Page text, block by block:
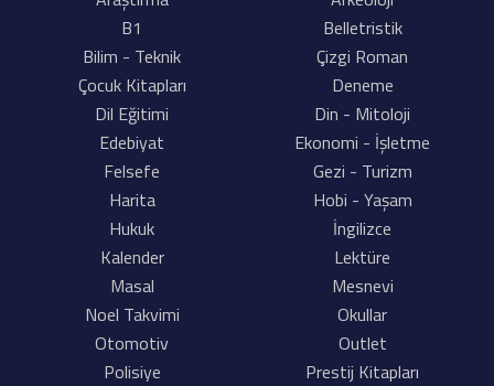
B1
Belletristik
Bilim - Teknik
Çizgi Roman
Çocuk Kitapları
Deneme
Dil Eğitimi
Din - Mitoloji
Edebiyat
Ekonomi - İşletme
Felsefe
Gezi - Turizm
Harita
Hobi - Yaşam
Hukuk
İngilizce
Kalender
Lektüre
Masal
Mesnevi
Noel Takvimi
Okullar
Otomotiv
Outlet
Polisiye
Prestij Kitapları